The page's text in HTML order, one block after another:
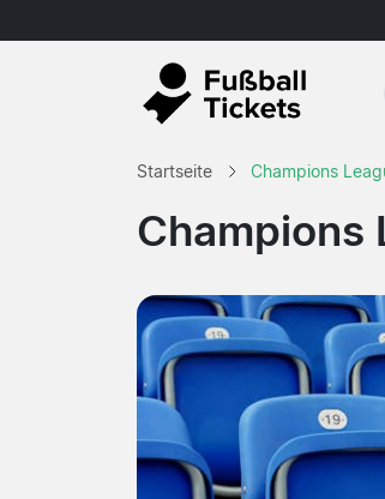
Startseite Champions
Champions